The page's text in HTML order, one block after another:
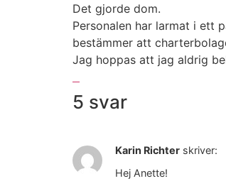
Det gjorde dom.
Personalen har larmat i ett
bestämmer att
Jag hoppas att jag aldrig
5 svar
Karin Richter skriver:
Hej Anette!